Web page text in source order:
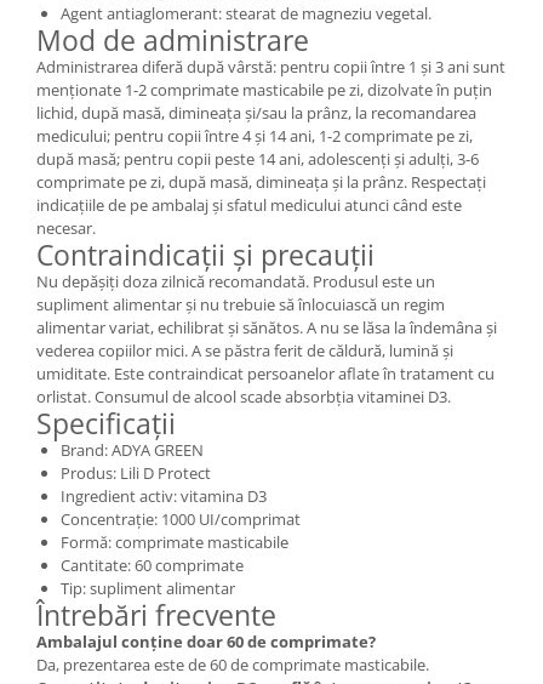
Agent antiaglomerant: stearat de magneziu vegetal.
Mod de administrare
Administrarea diferă după vârstă: pentru copii între 1 și 3 ani sunt
menționate 1-2 comprimate masticabile pe zi, dizolvate în puțin
lichid, după masă, dimineața și/sau la prânz, la recomandarea
medicului; pentru copii între 4 și 14 ani, 1-2 comprimate pe zi,
după masă; pentru copii peste 14 ani, adolescenți și adulți, 3-6
comprimate pe zi, după masă, dimineața și la prânz. Respectați
indicațiile de pe ambalaj și sfatul medicului atunci când este
necesar.
Contraindicații și precauții
Nu depășiți doza zilnică recomandată. Produsul este un
supliment alimentar și nu trebuie să înlocuiască un regim
alimentar variat, echilibrat și sănătos. A nu se lăsa la îndemâna și
vederea copiilor mici. A se păstra ferit de căldură, lumină și
umiditate. Este contraindicat persoanelor aflate în tratament cu
orlistat. Consumul de alcool scade absorbția vitaminei D3.
Specificații
Brand: ADYA GREEN
Produs: Lili D Protect
Ingredient activ: vitamina D3
Concentrație: 1000 UI/comprimat
Formă: comprimate masticabile
Cantitate: 60 comprimate
Tip: supliment alimentar
Întrebări frecvente
Ambalajul conține doar 60 de comprimate?
Da, prezentarea este de 60 de comprimate masticabile.